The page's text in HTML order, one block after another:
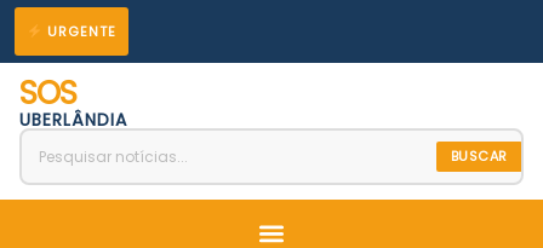
para
conteúdo
URGENTE
SOS
UBERLÂNDIA
BUSCAR
Menu